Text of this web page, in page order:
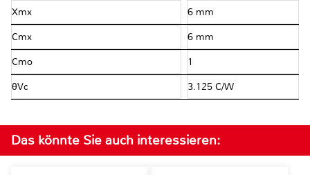
Xmx 6 mm
Cmx 6 mm
Cmo 1
θVc 3.125 C/W
Das könnte Sie auch interessieren: